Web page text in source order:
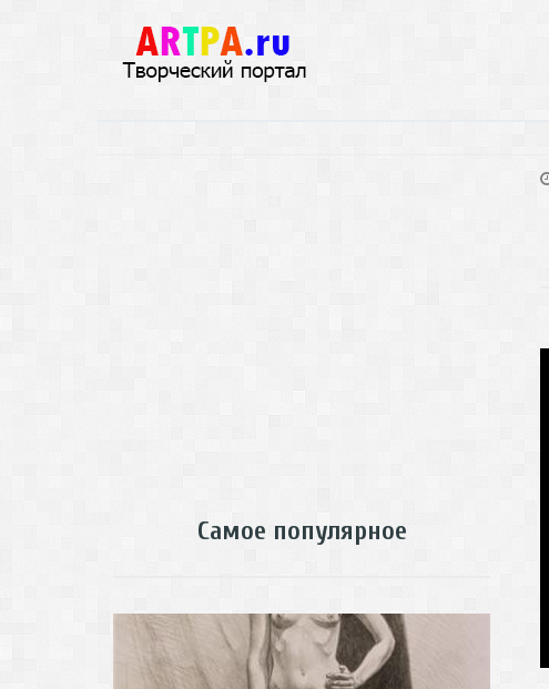
Самое популярное